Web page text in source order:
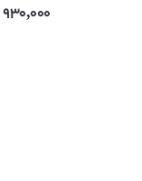
930,000